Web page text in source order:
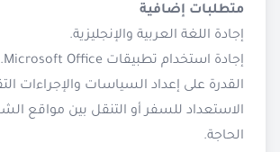
متطلبات إضافية
إجادة اللغة العربية والإنجليزية.
إجادة استخدام تطبيقات Microsoft Office.
القدرة على إعداد السياسات والإجراءات
الاستعداد للسفر أو التنقل بين مواقع
الحاجة.